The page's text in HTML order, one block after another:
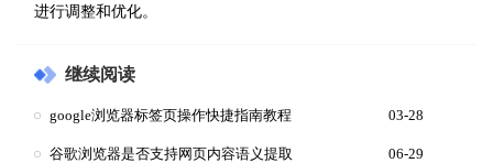
进行调整和优化。
继续阅读
google浏览器标签页操作快捷指南教程 03-28
谷歌浏览器是否支持网页内容语义提取 06-29